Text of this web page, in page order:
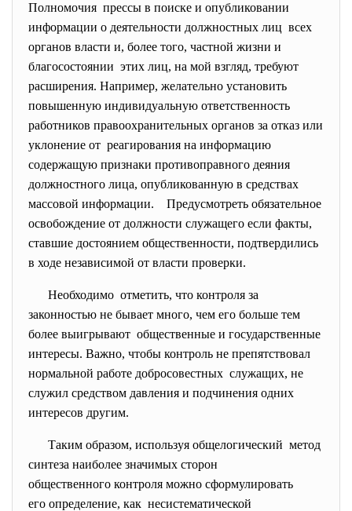
Полномочия прессы в поиске и опубликовании
информации о деятельности должностных лиц всех
органов власти и, более того, частной жизни и
благосостоянии этих лиц, на мой взгляд, требуют
расширения. Например, желательно установить
повышенную индивидуальную ответственность
работников правоохранительных органов за отказ или
уклонение от реагирования на информацию
содержащую признаки противоправного деяния
должностного лица, опубликованную в средствах
массовой информации. Предусмотреть обязательное
освобождение от должности служащего если факты,
ставшие достоянием общественности, подтвердились
в ходе независимой от власти проверки.
Необходимо отметить, что контроля за
законностью не бывает много, чем его больше тем
более выигрывают общественные и государственные
интересы. Важно, чтобы контроль не препятствовал
нормальной работе добросовестных служащих, не
служил средством давления и подчинения одних
интересов другим.
Таким образом, используя общелогический метод
синтеза наиболее значимых сторон
общественного контроля можно сформулировать
его определение, как несистематической